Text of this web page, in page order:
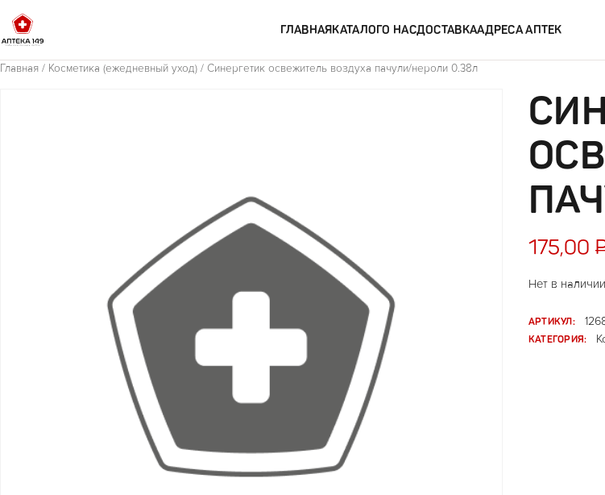
ГЛАВНАЯКАТАЛОГО НАСДОСТАВКААДРЕСА АПТЕК
Главная / Косметика (ежедневный уход) / Синергетик освежитель воздуха пачули/нероли 0.38л
175,00
Нет в наличии
АРТИКУЛ:
КАТЕГОРИЯ: